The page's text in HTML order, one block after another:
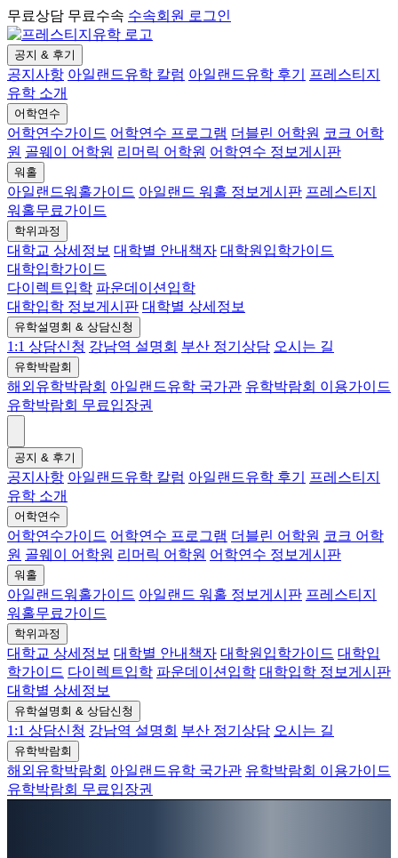
무료상담 무료수속 수속회원 로그인
공지 & 후기
공지사항 아일랜드유학 칼럼 아일랜드유학 후기
프레스티지
유학 소개
어학연수
어학연수가이드 어학연수 프로그램 더블린 어학원 코크 어학
원 골웨이 어학원 리머릭 어학원 어학연수 정보게시판
워홀
아일랜드워홀가이드 아일랜드 워홀 정보게시판 프레스티지
워홀무료가이드
학위과정
대학교 상세정보 대학별 안내책자 대학원입학가이드
대학입학가이드
다이렉트입학 파운데이션입학
대학입학 정보게시판 대학별 상세정보
유학설명회 & 상담신청
1:1 상담신청 강남역 설명회 부산 정기상담 오시는 길
유학박람회
해외유학박람회 아일랜드유학 국가관 유학박람회 이용가이드
유학박람회 무료입장권
공지 & 후기
공지사항 아일랜드유학 칼럼 아일랜드유학 후기
프레스티지
유학 소개
어학연수
어학연수가이드 어학연수 프로그램 더블린 어학원 코크 어학
원 골웨이 어학원 리머릭 어학원 어학연수 정보게시판
워홀
아일랜드워홀가이드 아일랜드 워홀 정보게시판 프레스티지
워홀무료가이드
학위과정
대학교 상세정보 대학별 안내책자 대학원입학가이드 대학입
학가이드 다이렉트입학 파운데이션입학 대학입학 정보게시판
대학별 상세정보
유학설명회 & 상담신청
1:1 상담신청 강남역 설명회 부산 정기상담 오시는 길
유학박람회
해외유학박람회 아일랜드유학 국가관 유학박람회 이용가이드
유학박람회 무료입장권